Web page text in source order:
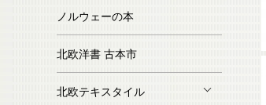
ノルウェーの本
北欧洋書 古本市
北欧テキスタイル